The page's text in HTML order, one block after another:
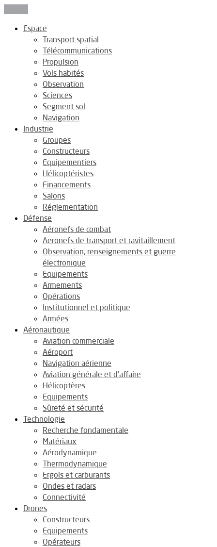
Espace
Transport spatial
Télécommunications
Propulsion
Vols habités
Observation
Sciences
Segment sol
Navigation
Industrie
Groupes
Constructeurs
Equipementiers
Hélicoptéristes
Financements
Salons
Réglementation
Défense
Aéronefs de combat
Aeronefs de transport et ravitaillement
Observation, renseignements et guerre
électronique
Equipements
Armements
Opérations
Institutionnel et politique
Armées
Aéronautique
Aviation commerciale
Aéroport
Navigation aérienne
Aviation générale et d’affaire
Hélicoptères
Equipements
Sûreté et sécurité
Technologie
Recherche fondamentale
Matériaux
Aérodynamique
Thermodynamique
Ergols et carburants
Ondes et radars
Connectivité
Drones
Constructeurs
Equipements
Opérateurs